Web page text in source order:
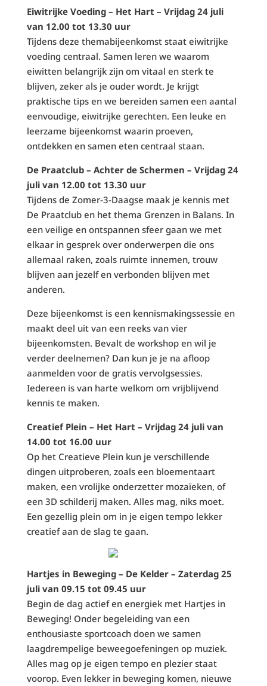
Eiwitrijke Voeding – Het Hart – Vrijdag 24 juli
van 12.00 tot 13.30 uur
Tijdens deze themabijeenkomst staat eiwitrijke
voeding centraal. Samen leren we waarom
eiwitten belangrijk zijn om vitaal en sterk te
blijven, zeker als je ouder wordt. Je krijgt
praktische tips en we bereiden samen een aantal
eenvoudige, eiwitrijke gerechten. Een leuke en
leerzame bijeenkomst waarin proeven,
ontdekken en samen eten centraal staan.
De Praatclub – Achter de Schermen – Vrijdag 24
juli van 12.00 tot 13.30 uur
Tijdens de Zomer-3-Daagse maak je kennis met
De Praatclub en het thema Grenzen in Balans. In
een veilige en ontspannen sfeer gaan we met
elkaar in gesprek over onderwerpen die ons
allemaal raken, zoals ruimte innemen, trouw
blijven aan jezelf en verbonden blijven met
anderen.
Deze bijeenkomst is een kennismakingssessie en
maakt deel uit van een reeks van vier
bijeenkomsten. Bevalt de workshop en wil je
verder deelnemen? Dan kun je je na afloop
aanmelden voor de gratis vervolgsessies.
Iedereen is van harte welkom om vrijblijvend
kennis te maken.
Creatief Plein – Het Hart – Vrijdag 24 juli van
14.00 tot 16.00 uur
Op het Creatieve Plein kun je verschillende
dingen uitproberen, zoals een bloementaart
maken, een vrolijke onderzetter mozaïeken, of
een 3D schilderij maken. Alles mag, niks moet.
Een gezellig plein om in je eigen tempo lekker
creatief aan de slag te gaan.
Hartjes in Beweging – De Kelder – Zaterdag 25
juli van 09.15 tot 09.45 uur
Begin de dag actief en energiek met Hartjes in
Beweging! Onder begeleiding van een
enthousiaste sportcoach doen we samen
laagdrempelige beweegoefeningen op muziek.
Alles mag op je eigen tempo en plezier staat
voorop. Even lekker in beweging komen, nieuwe